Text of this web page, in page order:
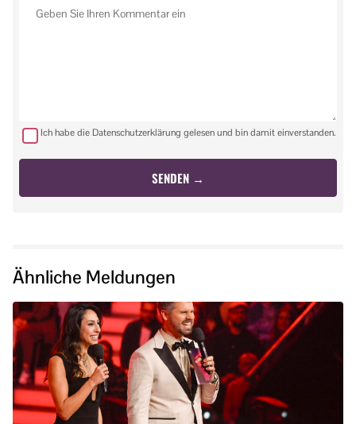
Ich habe die Datenschutzerklärung gelesen und bin damit einverstanden.
Ähnliche Meldungen